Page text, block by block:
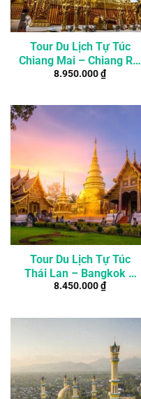
Tour Du Lịch Tự Túc
Chiang Mai – Chiang Rai
4 Ngày 3 Đêm
8.950.000₫
Tour Du Lịch Tự Túc
Thái Lan – Bangkok –
Chiang Mai 5 Ngày 4
8.450.000₫